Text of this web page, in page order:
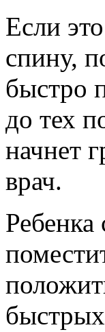
Если
спину,
быстро
до тех
начнет
врач.
Ребенка